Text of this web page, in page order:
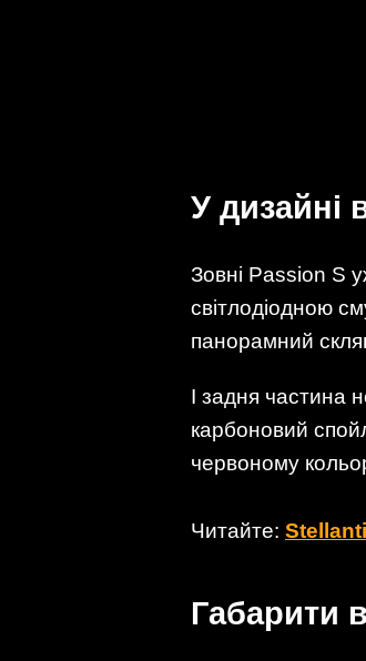
У дизайні
Зовні Passion S
світлодіодною
панорамний
І задня частина
карбоновий
червоному
Читайте:
Габарити